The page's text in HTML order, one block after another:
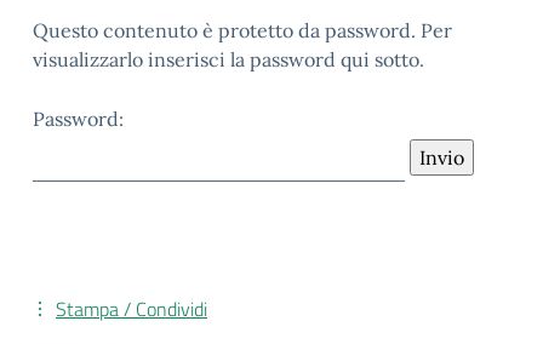
Questo contenuto è protetto da password. Per
visualizzarlo inserisci la password qui sotto.
Password:
Stampa / Condividi